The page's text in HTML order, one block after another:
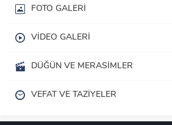
FOTO GALERI
VIDEO GALERI
DÜĞÜN VE MERASIMLER
VEFAT VE TAZIYELER